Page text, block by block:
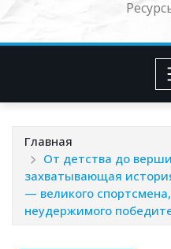
Главная
От детства до
захватывающая
— великого
неудержимого